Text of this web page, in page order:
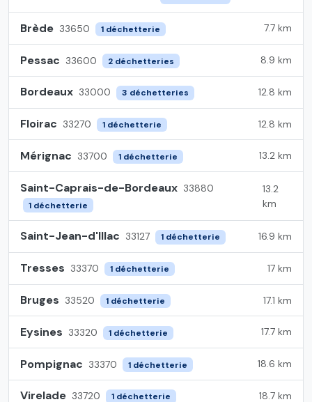
Brède 33650 1 déchetterie 7.7 km
Pessac 33600 2 déchetteries 8.9 km
Bordeaux 33000 3 déchetteries 12.8 km
Floirac 33270 1 déchetterie 12.8 km
Mérignac 33700 1 déchetterie 13.2 km
Saint-Caprais-de-Bordeaux 33880
1 déchetterie
13.2
km
Saint-Jean-d'Illac 33127 1 déchetterie 16.9 km
Tresses 33370 1 déchetterie 17 km
Bruges 33520 1 déchetterie 17.1 km
Eysines 33320 1 déchetterie 17.7 km
Pompignac 33370 1 déchetterie 18.6 km
Virelade 33720 1 déchetterie 18.7 km